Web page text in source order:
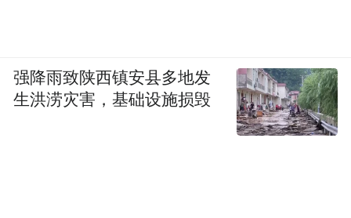
强降雨致陕西镇安县多地发
生洪涝灾害，基础设施损毁